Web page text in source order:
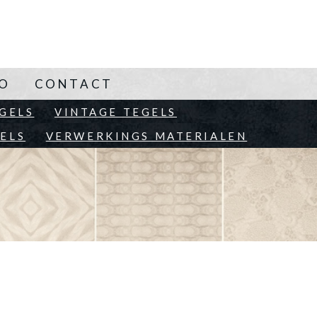
VINTAGE TEGELS
VERWERKINGS MATERIALEN
CONTACT